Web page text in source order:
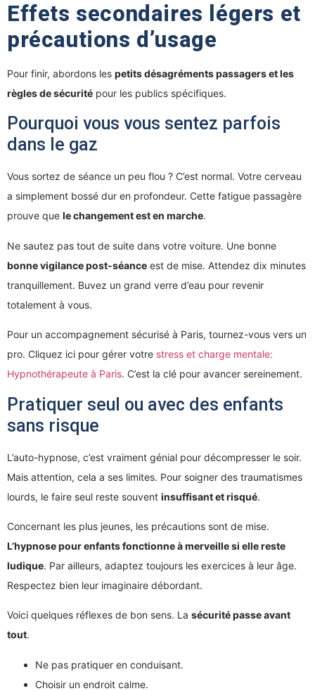
Effets secondaires légers et
précautions d’usage
Pour finir, abordons les petits désagréments passagers et les
règles de sécurité pour les publics spécifiques.
Pourquoi vous vous sentez parfois
dans le gaz
Vous sortez de séance un peu flou ? C’est normal. Votre cerveau
a simplement bossé dur en profondeur. Cette fatigue passagère
prouve que le changement est en marche.
Ne sautez pas tout de suite dans votre voiture. Une bonne
bonne vigilance post-séance est de mise. Attendez dix minutes
tranquillement. Buvez un grand verre d’eau pour revenir
totalement à vous.
Pour un accompagnement sécurisé à Paris, tournez-vous vers un
pro. Cliquez ici pour gérer votre stress et charge mentale:
Hypnothérapeute à Paris. C’est la clé pour avancer sereinement.
Pratiquer seul ou avec des enfants
sans risque
L’auto-hypnose, c’est vraiment génial pour décompresser le soir.
Mais attention, cela a ses limites. Pour soigner des traumatismes
lourds, le faire seul reste souvent insuffisant et risqué.
Concernant les plus jeunes, les précautions sont de mise.
L’hypnose pour enfants fonctionne à merveille si elle reste
ludique. Par ailleurs, adaptez toujours les exercices à leur âge.
Respectez bien leur imaginaire débordant.
Voici quelques réflexes de bon sens. La sécurité passe avant
tout.
Ne pas pratiquer en conduisant.
Choisir un endroit calme.